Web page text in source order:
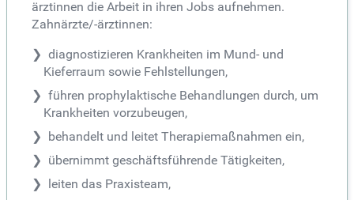
ärztinnen die Arbeit in ihren Jobs aufnehmen.
Zahnärzte/-ärztinnen:
diagnostizieren Krankheiten im Mund- und
Kieferraum sowie Fehlstellungen,
führen prophylaktische Behandlungen durch, um
Krankheiten vorzubeugen,
behandelt und leitet Therapiemaßnahmen ein,
übernimmt geschäftsführende Tätigkeiten,
leiten das Praxisteam,